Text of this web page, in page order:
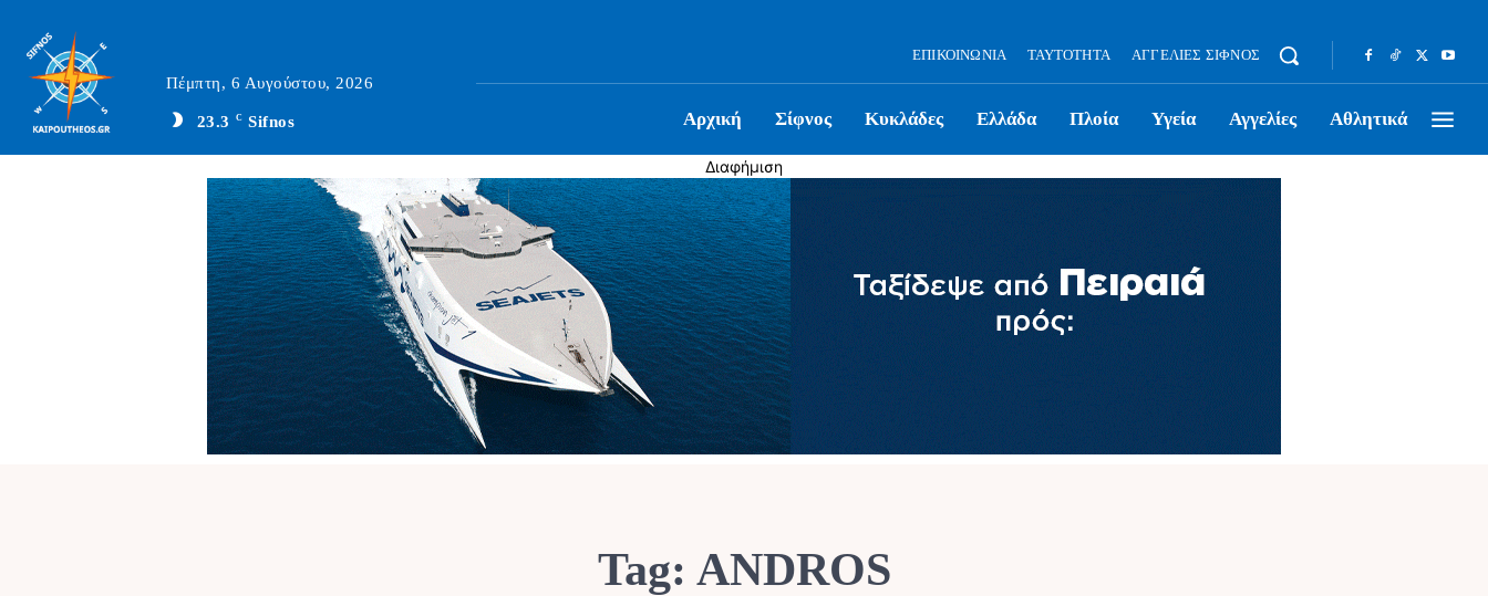
Πέμπτη, 6 Αυγούστου, 2026
23.3 C Sifnos
ΕΠΙΚΟΙΝΩΝΊΑ ΤΑΥΤΌΤΗΤΑ ΑΓΓΕΛΊΕΣ ΣΊΦΝΟΣ
Αρχική Σίφνος Κυκλάδες Ελλάδα Πλοία Υγεία Αγγελίες Αθλητικά
Διαφήμιση
Tag: ANDROS